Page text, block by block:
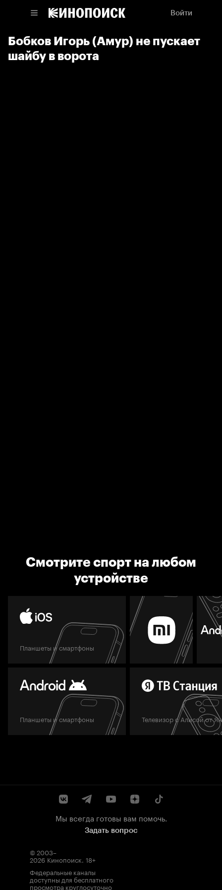
Войти
Бобков Игорь (Амур) не пускает
шайбу в ворота
Смотрите спорт на любом
устройстве
Планшеты и смартфоны
Планшеты и смартфоны Телевизор с Алисой от
Мы всегда готовы вам помочь.
Задать вопрос
© 2003–
2026 Кинопоиск. 18+
Федеральные каналы
доступны для бесплатного
просмотра круглосуточно